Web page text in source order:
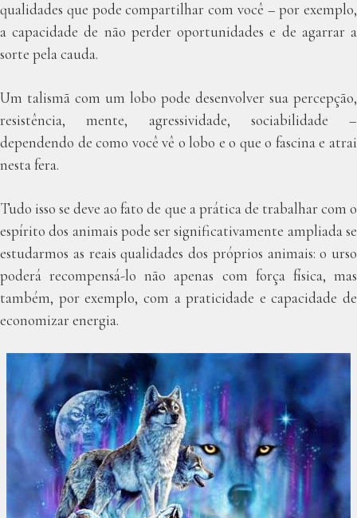
qualidades que pode compartilhar com você – por exemplo,
a capacidade de não perder oportunidades e de agarrar a
sorte pela cauda.
Um talismã com um lobo pode desenvolver sua percepção,
resistência, mente, agressividade, sociabilidade –
dependendo de como você vê o lobo e o que o fascina e atrai
nesta fera.
Tudo isso se deve ao fato de que a prática de trabalhar com o
espírito dos animais pode ser significativamente ampliada se
estudarmos as reais qualidades dos próprios animais: o urso
poderá recompensá-lo não apenas com força física, mas
também, por exemplo, com a praticidade e capacidade de
economizar energia.